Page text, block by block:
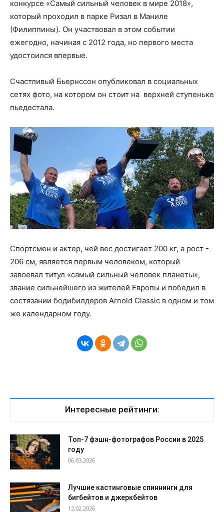
конкурсе «Самый сильный человек в мире 2018»,
который проходил в парке Ризал в Маниле
(Филиппины). Он участвовал в этом событии
ежегодно, начиная с 2012 года, но первого места
удостоился впервые.
Счастливый Бьернссон опубликовал в социальных
сетях фото, на котором он стоит на верхней ступеньке
пьедестала.
Спортсмен и актер, чей вес достигает 200 кг, а рост -
206 см, является первым человеком, который
завоевал титул «самый сильный человек планеты»,
звание сильнейшего из жителей Европы и победил в
состязании бодибилдеров Arnold Classic в одном и том
же календарном году.
Интересные рейтинги:
Топ-7 фэшн-фотографов России в 2025
году
06.03.2026
Лучшие кастинговые спиннинги для
бигбейтов и джеркбейтов
12.02.2026